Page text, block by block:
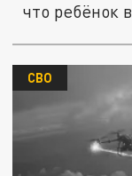
что ребёнок
СВО